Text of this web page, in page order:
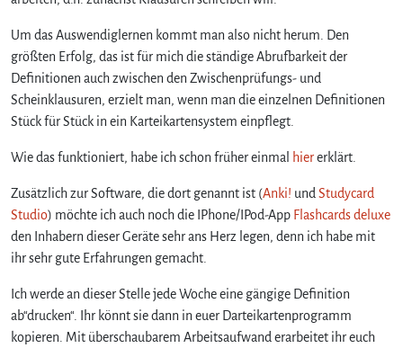
f
i
n
i
i
e
u
i
t
l
Um das Auswendiglernen kommt man also nicht herum. Den
größten Erfolg, das ist für mich die ständige Abrufbarkeit der
Definitionen auch zwischen den Zwischenprüfungs- und
Scheinklausuren, erzielt man, wenn man die einzelnen Definitionen
Stück für Stück in ein Karteikartensystem einpflegt.
Wie das funktioniert, habe ich schon früher einmal hiererklärt.
Zusätzlich zur Software, die dort genannt ist (Anki! und Studycard
Studio) möchte ich auch noch die IPhone/IPod-App Flashcards deluxe
den Inhabern dieser Geräte sehr ans Herz legen, denn ich habe mit
ihr sehr gute Erfahrungen gemacht.
Ich werde an dieser Stelle jede Woche eine gängige Definition
ab“drucken“. Ihr könnt sie dann in euer Darteikartenprogramm
kopieren. Mit überschaubarem Arbeitsaufwand erarbeitet ihr euch